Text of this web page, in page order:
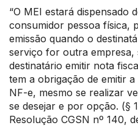
“O MEI estará dispensado
consumidor pessoa física,
emissão quando o
serviço for outra empresa,
destinatário emitir nota
tem a obrigação de emitir
NF-e, mesmo se realizar
se desejar e por opção. (§
Resolução CGSN nº 140,